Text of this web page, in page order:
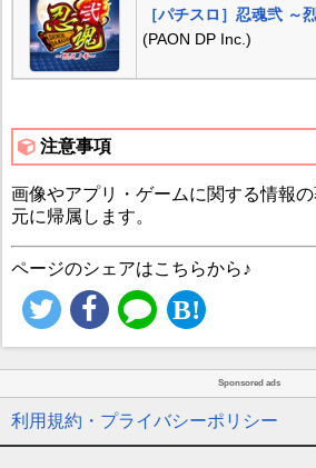
［パチスロ］忍魂弐 ～
(PAON DP Inc.)
注意事項
画像やアプリ・ゲームに関する情報
元に帰属します。
ページのシェアはこちらから♪
Sponsored ads
利用規約・プライバシーポリシー